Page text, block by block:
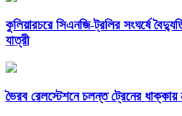
কুলিয়ারচরে সিএনজি-ট্রলির সংঘর্ষে
যাত্রী
ভৈরব রেলস্টেশনে চলন্ত ট্রেনের ধাক্কায়